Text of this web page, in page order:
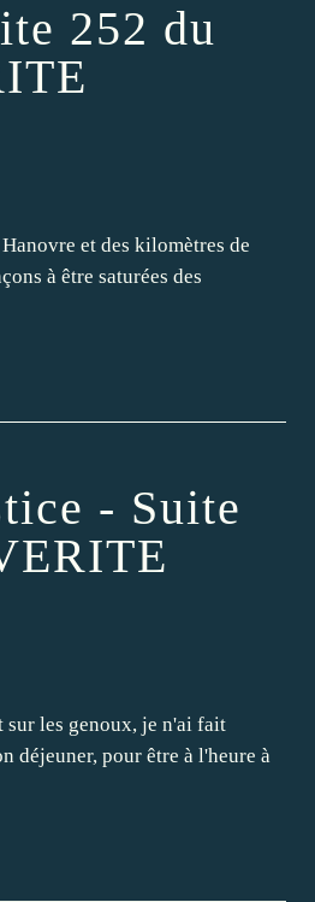
252 du
et des kilomètres de
à être saturées des
- Suite
sur les genoux, je n'ai fait
déjeuner, pour être à l'heure à